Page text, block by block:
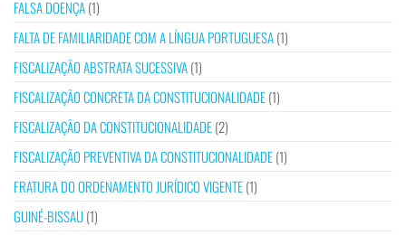
FALSA DOENÇA(1)
FALTA DE FAMILIARIDADE COM A LÍNGUA PORTUGUESA(1)
FISCALIZAÇÃO ABSTRATA SUCESSIVA(1)
FISCALIZAÇÃO CONCRETA DA CONSTITUCIONALIDADE(1)
FISCALIZAÇÃO DA CONSTITUCIONALIDADE(2)
FISCALIZAÇÃO PREVENTIVA DA CONSTITUCIONALIDADE(1)
FRATURA DO ORDENAMENTO JURÍDICO VIGENTE(1)
GUINÉ-BISSAU(1)